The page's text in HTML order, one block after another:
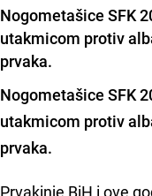
Nogometašice SFK
utakmicom protiv
prvaka.
Nogometašice SFK
utakmicom protiv
prvaka.
Prvakinje BiH i ove